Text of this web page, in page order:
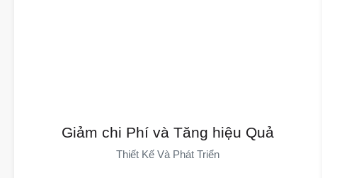
Giảm chi Phí và Tăng hiệu Quả
Thiết Kế Và Phát Triển
Mới Và Sản Phẩm Mới. Kiểm Soát Chi Phí Từ Thiết Kế Đến Sản
Xuất, Cung Cấp Báo Giá Nhanh Và Giải Pháp, Cùng Với Phản